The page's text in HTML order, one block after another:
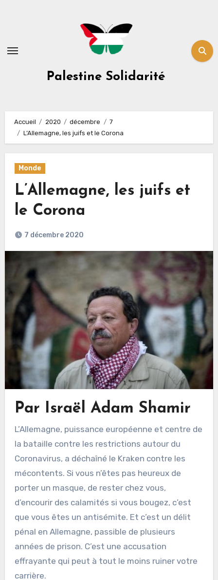
Palestine Solidarité
Accueil 2020 décembre
7
L’Allemagne, les juifs et le Corona
Monde
L’Allemagne, les juifs et
le Corona
7 décembre 2020
Par Israël Adam Shamir
L’Allemagne, puissance européenne et centre de
la bataille contre les restrictions autour du
Coronavirus, a déchaîné le Kraken contre les
mécontents. Si vous n’êtes pas heureux de
porter un masque, de rester chez vous,
d’encourir des calamités si vous bougez, c’est
que vous êtes un antisémite. Et c’est un délit
pénal en Allemagne, passible de plusieurs
années de prison. C’est une accusation
effrayante qui peut à tout le moins ruiner votre
carrière.